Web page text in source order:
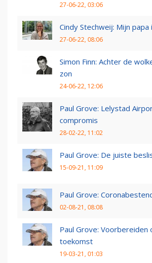
27-06-22, 03:06
Cindy Stechweij: Mijn
27-06-22, 08:06
Simon Finn: Achter de
zon
24-06-22, 12:06
Paul Grove: Lelystad
compromis
28-02-22, 11:02
Paul Grove: De juiste
15-09-21, 11:09
Paul Grove:
02-08-21, 08:08
Paul Grove: Voorbereiden
toekomst
19-03-21, 01:03